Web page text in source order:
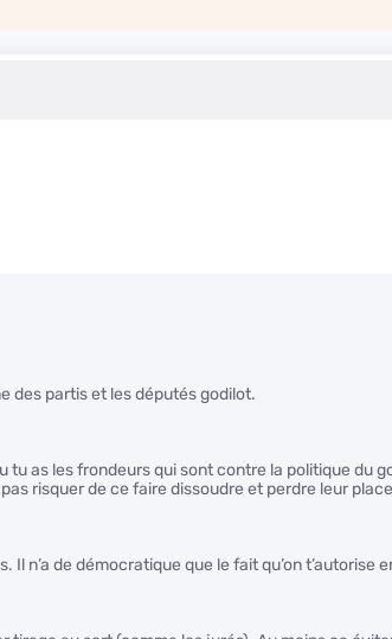
des partis et les députés godilot.
tu as les frondeurs qui sont contre la politique du
risquer de ce faire dissoudre et perdre leur
n’a de démocratique que le fait qu’on t’autorise